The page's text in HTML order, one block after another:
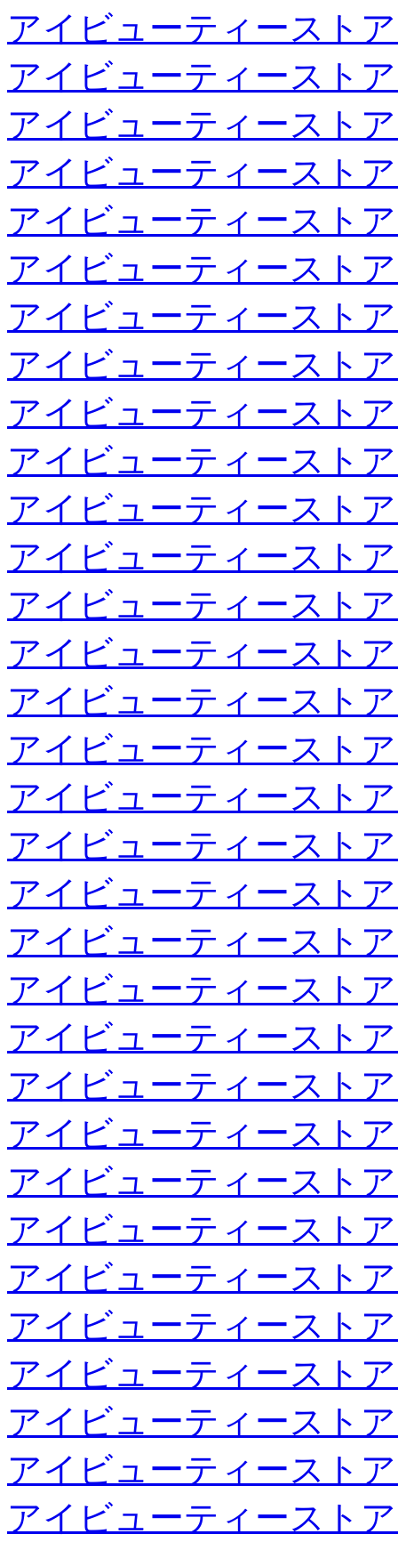
アイビューティースト
アイビューティースト
アイビューティースト
アイビューティースト
アイビューティースト
アイビューティースト
アイビューティースト
アイビューティースト
アイビューティースト
アイビューティースト
アイビューティースト
アイビューティースト
アイビューティースト
アイビューティースト
アイビューティースト
アイビューティースト
アイビューティースト
アイビューティースト
アイビューティースト
アイビューティースト
アイビューティースト
アイビューティースト
アイビューティースト
アイビューティースト
アイビューティースト
アイビューティースト
アイビューティースト
アイビューティースト
アイビューティースト
アイビューティースト
アイビューティースト
アイビューティースト